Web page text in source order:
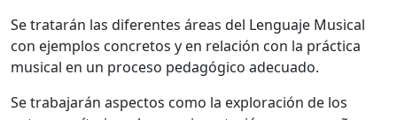
Se tratarán las diferentes áreas del Lenguaje Musical
con ejemplos concretos y en relación con la práctica
musical en un proceso pedagógico adecuado.
Se trabajarán aspectos como la exploración de los